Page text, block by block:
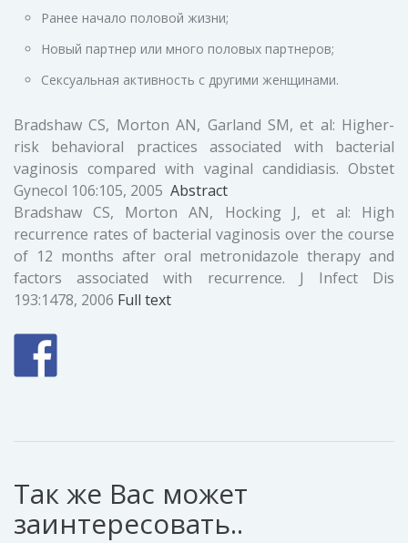
Ранее начало половой жизни;
Новый партнер или много половых партнеров;
Сексуальная активность с другими женщинами.
Bradshaw CS, Morton AN, Garland SM, et al: Higher-
risk behavioral practices associated with bacterial
vaginosis compared with vaginal candidiasis. Obstet
Gynecol 106:105, 2005 Abstract
Bradshaw CS, Morton AN, Hocking J, et al: High
recurrence rates of bacterial vaginosis over the course
of 12 months after oral metronidazole therapy and
factors associated with recurrence. J Infect Dis
193:1478, 2006 Full text
Так же Вас может
заинтересовать..